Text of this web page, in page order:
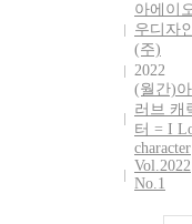
아에이
우디자
(주)
2022
(월간)
러브 캐
터 = I
character
Vol.2022
No.1